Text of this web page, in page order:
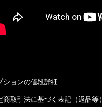
ションの値段詳細
商取引法に基づく表記（返品等）